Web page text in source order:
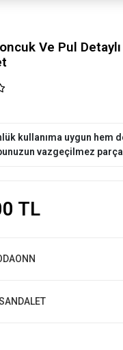
Ve Pul
kullanıma uygun hem
vazgeçilmez
TL